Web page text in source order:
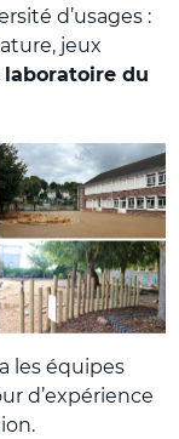
d’usages :
jeux
laboratoire du
les équipes
d’expérience